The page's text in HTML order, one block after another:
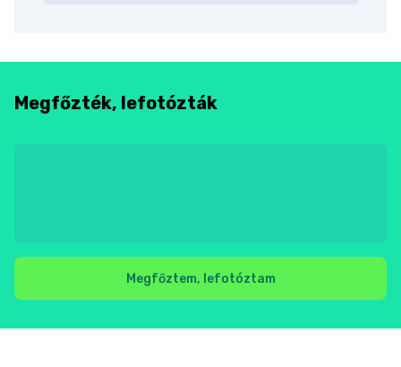
Megfőzték, lefotózták
Megfőztem, lefotóztam